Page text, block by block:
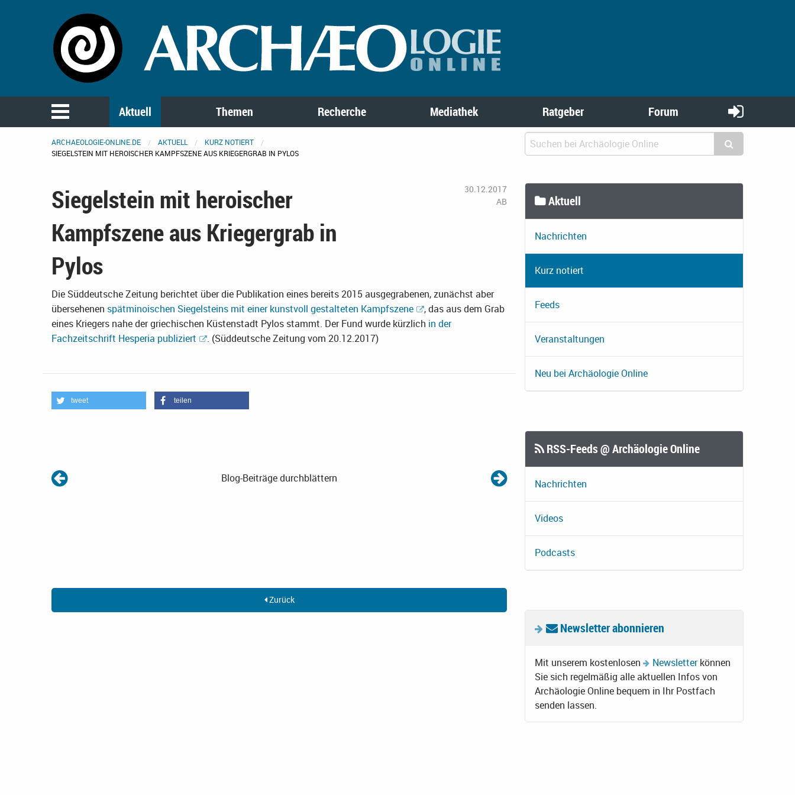
Aktuell Themen Recherche Mediathek Ratgeber Forum
ARCHAEOLOGIE-ONLINE.DE AKTUELL
KURZ NOTIERT
SIEGELSTEIN MIT HEROISCHER KAMPFSZENE AUS KRIEGERGRAB IN PYLOS
Siegelstein mit heroischer
Kampfszene aus Kriegergrab in
Pylos
30.12.2017
AB
Die Süddeutsche Zeitung berichtet über die Publikation eines bereits 2015 ausgegrabenen, zunächst aber
übersehenen spätminoischen Siegelsteins mit einer kunstvoll gestalteten Kampfszene
, das aus dem Grab
eines Kriegers nahe der griechischen Küstenstadt Pylos stammt. Der Fund wurde kürzlich in der
Fachzeitschrift Hesperia publiziert
. (Süddeutsche Zeitung vom 20.12.2017)
tweet teilen
Blog-Beiträge durchblättern
Zurück
Aktuell
Nachrichten
Kurz notiert
Feeds
Veranstaltungen
Neu bei Archäologie Online
RSS-Feeds @ Archäologie Online
Nachrichten
Videos
Podcasts
Newsletter abonnieren
Mit unserem kostenlosen Newsletterkönnen
Sie sich regelmäßig alle aktuellen Infos von
Archäologie Online bequem in Ihr Postfach
senden lassen.